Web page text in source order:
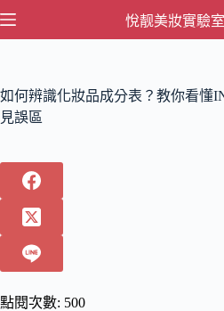
跳
內
容
悅靓美妝實驗室
如何辨識化妝品成分表？教你看懂
見誤區
點閱次數: 500